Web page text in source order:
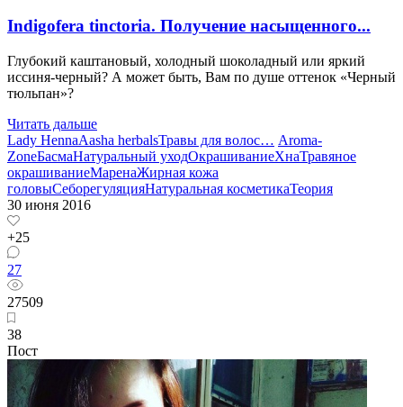
Indigofera tinctoria. Получение насыщенного...
Глубокий каштановый, холодный шоколадный или яркий
иссиня-черный? А может быть, Вам по душе оттенок «Черный
тюльпан»?
Читать дальше
Lady HennaAasha herbalsТравы для волос… Aroma-
ZoneБасмаНатуральный уходОкрашиваниеХнаТравяное
окрашиваниеМаренаЖирная кожа
головыСеборегуляцияНатуральная косметикаТеория
30 июня 2016
+25
27
27509
38
Пост